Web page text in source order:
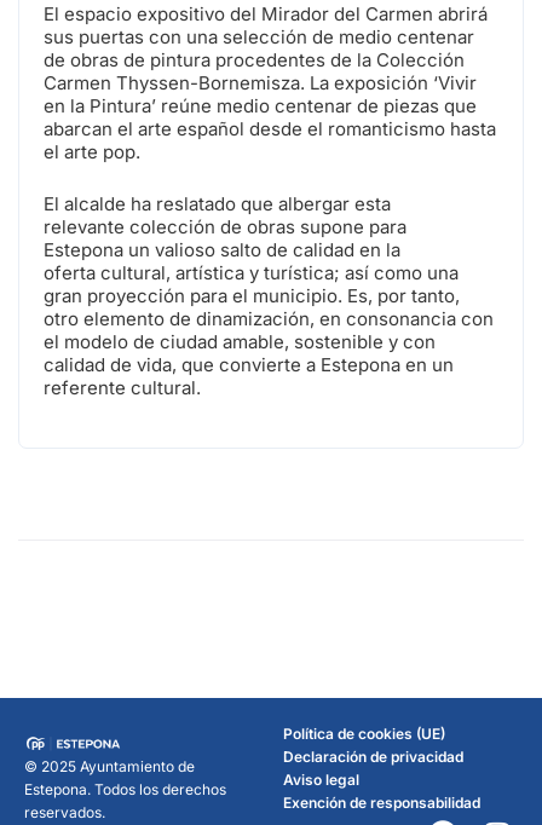
El espacio expositivo del Mirador del Carmen abrirá
sus puertas con una selección de medio centenar
de obras de pintura procedentes de la Colección
Carmen Thyssen-Bornemisza. La exposición ‘Vivir
en la Pintura’ reúne medio centenar de piezas que
abarcan el arte español desde el romanticismo hasta
el arte pop.
El alcalde ha reslatado que albergar esta
relevante colección de obras supone para
Estepona un valioso salto de calidad en la
oferta cultural, artística y turística; así como una
gran proyección para el municipio. Es, por tanto,
otro elemento de dinamización, en consonancia con
el modelo de ciudad amable, sostenible y con
calidad de vida, que convierte a Estepona en un
referente cultural.
© 2025 Ayuntamiento de
Estepona. Todos los derechos
reservados.
Política de cookies (UE)
Declaración de privacidad
Aviso legal
Exención de responsabilidad